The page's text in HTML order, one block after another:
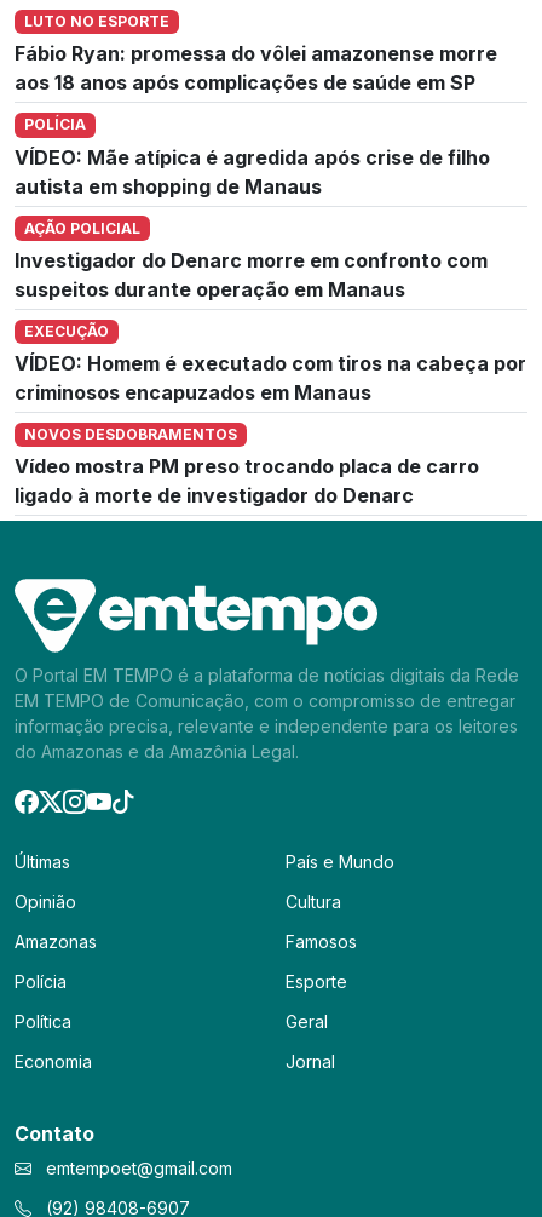
LUTO NO ESPORTE
Fábio Ryan: promessa do vôlei amazonense morre
aos 18 anos após complicações de saúde em SP
POLÍCIA
VÍDEO: Mãe atípica é agredida após crise de filho
autista em shopping de Manaus
AÇÃO POLICIAL
Investigador do Denarc morre em confronto com
suspeitos durante operação em Manaus
EXECUÇÃO
VÍDEO: Homem é executado com tiros na cabeça por
criminosos encapuzados em Manaus
NOVOS DESDOBRAMENTOS
Vídeo mostra PM preso trocando placa de carro
ligado à morte de investigador do Denarc
O Portal EM TEMPO é a plataforma de notícias digitais da Rede
EM TEMPO de Comunicação, com o compromisso de entregar
informação precisa, relevante e independente para os leitores
do Amazonas e da Amazônia Legal.
Últimas
Opinião
Amazonas
Polícia
Política
Economia
País e Mundo
Cultura
Famosos
Esporte
Geral
Jornal
Contato
emtempoet@gmail.com
(92) 98408-6907